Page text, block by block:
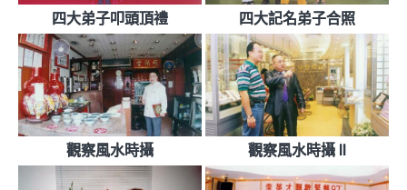
四大弟子叩頭頂禮 四大記名弟子合照
觀察風水時攝 觀察風水時攝 II